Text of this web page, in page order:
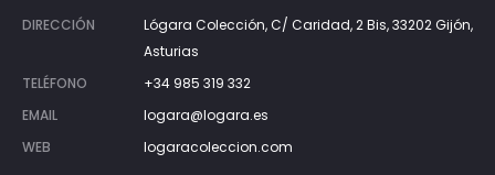
DIRECCIÓN
Lógara Colección, C/ Caridad, 2 Bis, 33202 Gijón,
Asturias
TELÉFONO
+34 985 319 332
EMAIL
logara@logara.es
WEB
logaracoleccion.com